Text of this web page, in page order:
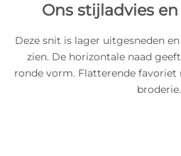
Ons stijladvies
Deze snit is lager uitgesneden
zien. De horizontale naad
ronde vorm. Flatterende
broderie.